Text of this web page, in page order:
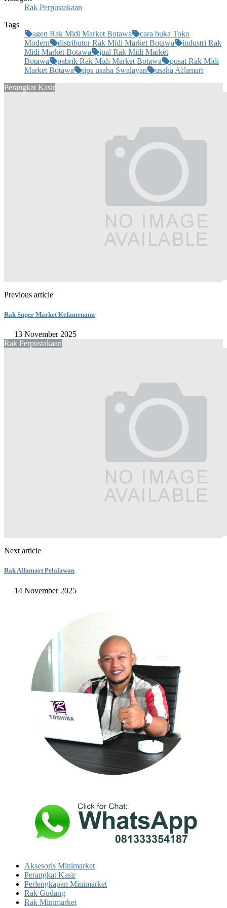
Rak Perpustakaan
Tags
agen Rak Midi Market Botawa
cara buka Toko
Modern
distributor Rak Midi Market Botawa
industri Rak
Midi Market Botawa
jual Rak Midi Market
Botawa
pabrik Rak Midi Market Botawa
pusat Rak Midi
Market Botawa
tips usaha Swalayan
usaha Alfamart
Perangkat Kasir
Previous article
Rak Super Market Kefamenanu
13 November 2025
Rak Perpustakaan
Next article
Rak Alfamart Pelalawan
14 November 2025
Aksesoris Minimarket
Perangkat Kasir
Perlengkapan Minimarket
Rak Gudang
Rak Minimarket